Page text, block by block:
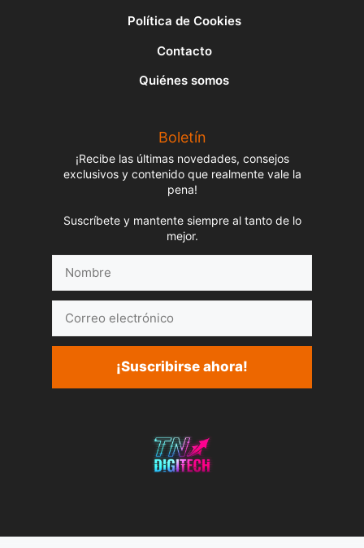
Política de Cookies
Contacto
Quiénes somos
Boletín
¡Recibe las últimas novedades, consejos
exclusivos y contenido que realmente vale la
pena!
Suscríbete y mantente siempre al tanto de lo
mejor.
electrónico
¡Suscribirse ahora!